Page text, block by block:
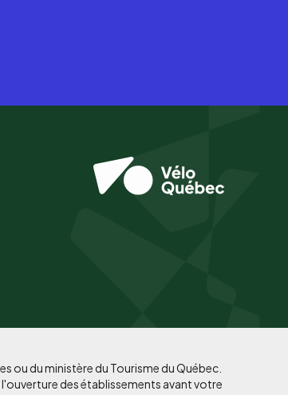
ou du ministère du Tourisme du Québec.
des établissements avant votre